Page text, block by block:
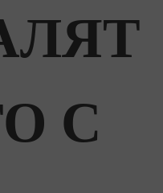
С